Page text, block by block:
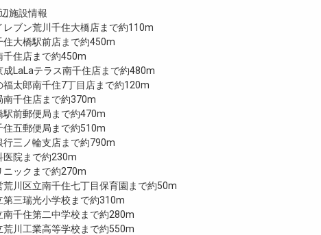
施設情報
レブン荒川千住大橋店まで約110m
住大橋駅前店まで約450m
千住店まで約450m
成LaLaテラス南千住店まで約480m
福太郎南千住7丁目店まで約120m
南千住店まで約370m
駅前郵便局まで約470m
住五郵便局まで約510m
行三ノ輪支店まで約790m
医院まで約230m
ニックまで約270m
荒川区立南千住七丁目保育園まで約50m
第三瑞光小学校まで約310m
南千住第二中学校まで約280m
荒川工業高等学校まで約550m